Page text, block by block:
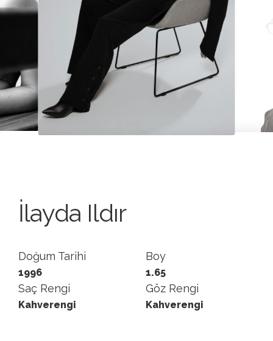
İlayda Ildır
Doğum Tarihi
1996
Boy
1.65
Saç Rengi
Kahverengi
Göz Rengi
Kahverengi